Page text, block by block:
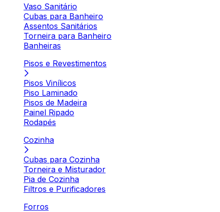
Vaso Sanitário
Cubas para Banheiro
Assentos Sanitários
Torneira para Banheiro
Banheiras
Pisos e Revestimentos
Pisos Vinílicos
Piso Laminado
Pisos de Madeira
Painel Ripado
Rodapés
Cozinha
Cubas para Cozinha
Torneira e Misturador
Pia de Cozinha
Filtros e Purificadores
Forros